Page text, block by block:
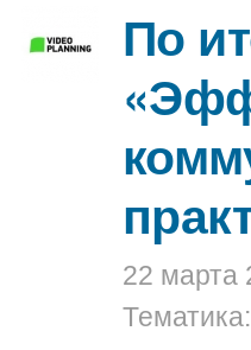
По
22 марта
Тематика: